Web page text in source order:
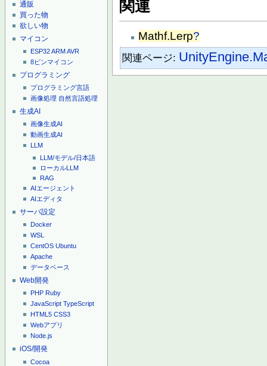
通販
買った物
欲しい物
マイコン
ESP32ARMAVR
8ピンマイコン
プログラミング
プログラミング言語
画像処理 自然言語処理
生成AI
画像生成AI
動画生成AI
LLM
LLM/モデル/日本語
ローカルLLM
RAG
AIエージェント
AIエディタ
サーバ設定
Docker
WSL
CentOS Ubuntu
Apache
データベース
Web開発
PHP Ruby
JavaScript TypeScript
HTML5 CSS3
Webアプリ
Node.js
iOS/開発
Cocoa
関連
Mathf.Lerp?
関連ページ: